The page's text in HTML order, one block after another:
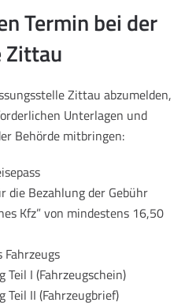
Termin bei der
Zittau
Zittau abzumelden,
Unterlagen und
Behörde mitbringen:
die Bezahlung der Gebühr
Kfz” von mindestens 16,50
Fahrzeugs
Teil I (Fahrzeugschein)
Teil II (Fahrzeugbrief)